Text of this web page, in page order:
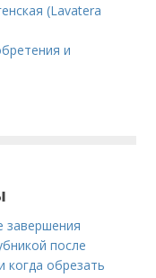
(Lavatera
и
завершения
после
когда обрезать